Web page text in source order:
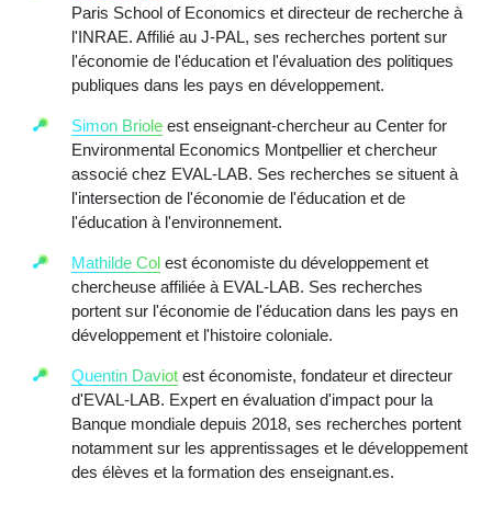
Paris School of Economics et directeur de recherche à
l'INRAE. Affilié au J-PAL, ses recherches portent sur
l'économie de l'éducation et l'évaluation des politiques
publiques dans les pays en développement.
Simon Briole est enseignant-chercheur au Center for
Environmental Economics Montpellier et chercheur
associé chez EVAL-LAB. Ses recherches se situent à
l'intersection de l'économie de l'éducation et de
l'éducation à l'environnement.
Mathilde Col est économiste du développement et
chercheuse affiliée à EVAL-LAB. Ses recherches
portent sur l'économie de l'éducation dans les pays en
développement et l'histoire coloniale.
Quentin Daviot est économiste, fondateur et directeur
d'EVAL-LAB. Expert en évaluation d'impact pour la
Banque mondiale depuis 2018, ses recherches portent
notamment sur les apprentissages et le développement
des élèves et la formation des enseignant.es.